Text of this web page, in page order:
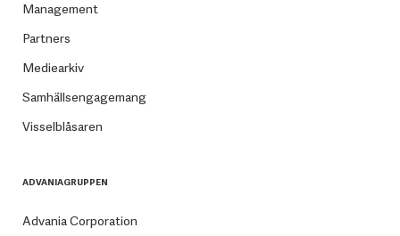
Management
Partners
Mediearkiv
Samhällsengagemang
Visselblåsaren
ADVANIAGRUPPEN
Advania Corporation